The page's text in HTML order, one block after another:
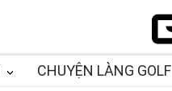
CHUYỆN LÀNG GOLF